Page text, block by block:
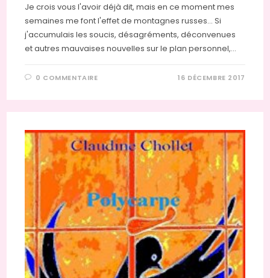
Je crois vous l'avoir déjà dit, mais en ce moment mes
semaines me font l'effet de montagnes russes... Si
j'accumulais les soucis, désagréments, déconvenues
et autres mauvaises nouvelles sur le plan personnel,…
0 COMMENTAIRE 16 DÉCEMBRE 2017